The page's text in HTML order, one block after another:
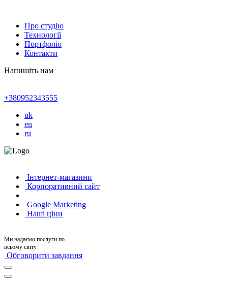
Про студію
Технології
Портфоліо
Контакти
Напишіть нам
+380952343555
uk
en
ru
Інтернет-магазини
Корпоративний сайт
Google Marketing
Наші ціни
Ми надаємо послуги по
всьому світу
Обговорити завдання